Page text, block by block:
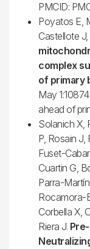
PMCID:
Poyatos E,
Castellote J,
complex
of primary
May
ahead of
Solanich X,
P, Rosain J,
Fuset-
Cuartin G,
Parra-
Rocamora-
Corbella X,
Riera J.